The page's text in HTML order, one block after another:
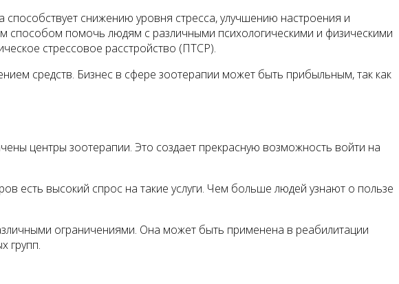
снижению уровня стресса, улучшению настроения и
способом помочь людям с различными психологическими и физическими
стрессовое расстройство (ПТСР).
средств. Бизнес в сфере зоотерапии может быть прибыльным, так как
центры зоотерапии. Это создает прекрасную возможность войти на
есть высокий спрос на такие услуги. Чем больше людей узнают о пользе
ограничениями. Она может быть применена в реабилитации
групп.